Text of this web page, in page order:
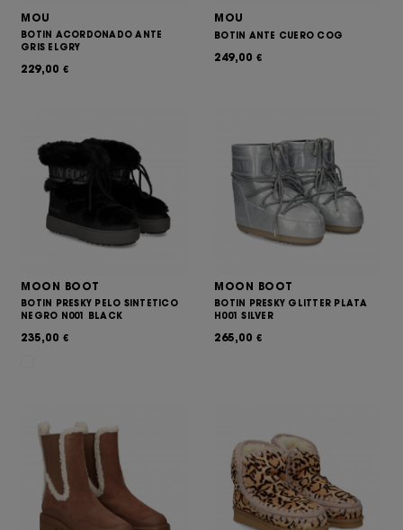
MOU
BOTIN ACORDONADO ANTE
GRIS ELGRY
229,00 €
MOU
BOTIN ANTE CUERO COG
249,00 €
MOON BOOT
BOTIN PRESKY PELO SINTETICO
NEGRO N001 BLACK
235,00 €
MOON BOOT
BOTIN PRESKY GLITTER PLATA
H001 SILVER
265,00 €